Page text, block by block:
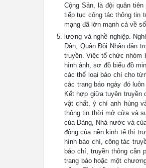
Cộng Sản, là đội quân
tiếp tục công tác thông tin
mạng đã lớn mạnh cả về số
lượng và nghề nghiệp.
Dân, Quân Đội Nhân dân
truyền. Việc tổ chức nhóm
hình ảnh, sơ đồ biểu đồ
các thể loại báo chí cho
các trang báo ngày đó
Kết hợp giữa tuyên truyền
vật chất, ý chí anh hùng
thông tin thời mở cửa và
của Đảng, Nhà nước và
động của nền kinh tế thị
hình báo chí, công tác
báo chí, truyền thông cần
trang báo hoặc một